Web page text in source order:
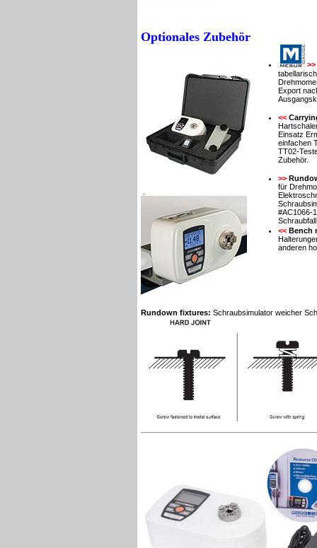
Optionales Zubehör
>>
tabellarisch
Export
<<
Einsatz
einfachen
TT02-
Zubehör.
>>
für
#AC1066-
<< Bench
anderen
Rundown fixtures: Schraubsimulator weicher